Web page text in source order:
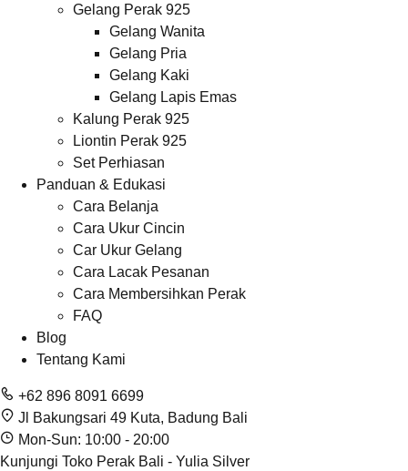
Gelang Perak 925
Gelang Wanita
Gelang Pria
Gelang Kaki
Gelang Lapis Emas
Kalung Perak 925
Liontin Perak 925
Set Perhiasan
Panduan & Edukasi
Cara Belanja
Cara Ukur Cincin
Car Ukur Gelang
Cara Lacak Pesanan
Cara Membersihkan Perak
FAQ
Blog
Tentang Kami
+62 896 8091 6699
Jl Bakungsari 49 Kuta, Badung Bali
Mon-Sun: 10:00 - 20:00
Kunjungi Toko Perak Bali - Yulia Silver